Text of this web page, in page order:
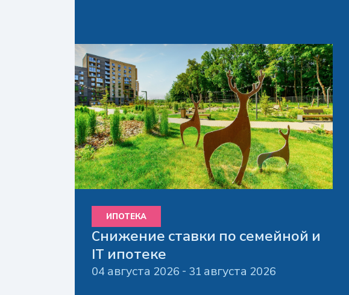
ИПОТЕКА
Снижение ставки по семейной и
IT ипотеке
04 августа 2026 - 31 августа 2026
Privacy notice